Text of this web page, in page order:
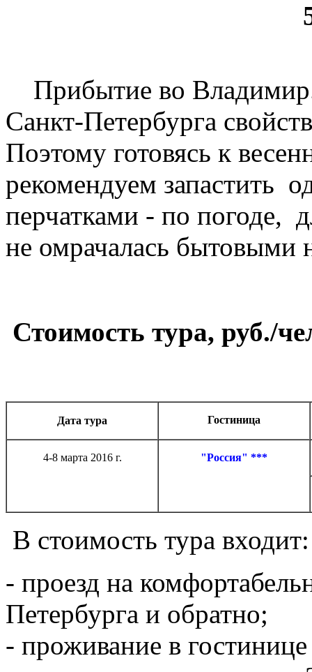
Прибытие во
Санкт-Петербурга
Поэтому готовясь к
рекомендуем запастить
перчатками - по погоде,
не омрачалась бытовыми
Стоимость тура, руб./
Дата тура Гостиница
4-8 марта 2016 г. "Россия" ***
В стоимость тура входит:
- проезд на
Петербурга и обратно;
- проживание в